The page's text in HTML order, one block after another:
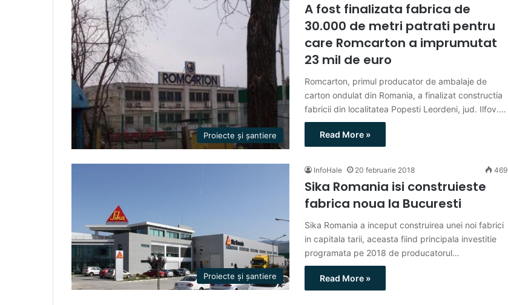
Proiecte și șantiere
A fost finalizata fabrica de
30.000 de metri patrati pentru
care Romcarton a imprumutat
23 mil de euro
Romcarton, primul producator de ambalaje de
carton ondulat din Romania, a finalizat constructia
fabricii din localitatea Popesti Leordeni, jud. Ilfov.…
Read More »
Proiecte și șantiere
InfoHale 20 februarie 2018 469
Sika Romania isi construieste
fabrica noua la Bucuresti
Sika Romania a inceput construirea unei noi fabrici
in capitala tarii, aceasta fiind principala investitie
programata pe 2018 de producatorul…
Read More »